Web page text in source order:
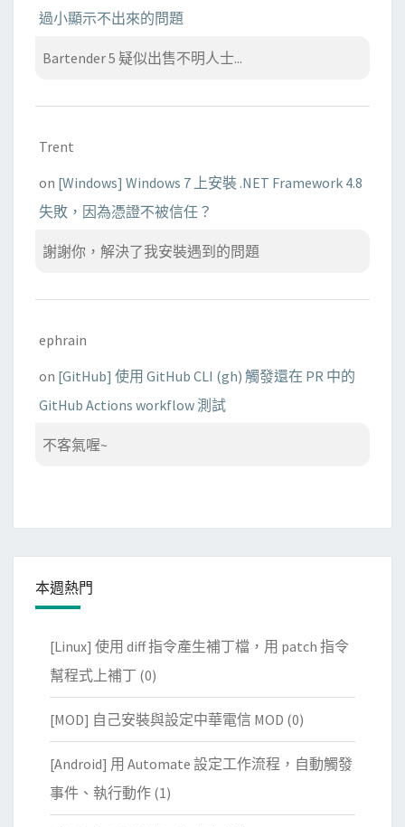
過小顯示不出來的問題
Bartender 5 疑似出售不明人士...
Trent
on [Windows] Windows 7 上安裝 .NET Framework 4.8
失敗，因為憑證不被信任？
謝謝你，解決了我安裝遇到的問題
ephrain
on [GitHub] 使用 GitHub CLI (gh) 觸發還在 PR 中的
GitHub Actions workflow 測試
不客氣喔~
本週熱門
[Linux] 使用 diff 指令產生補丁檔，用 patch 指令
幫程式上補丁 (0)
[MOD] 自己安裝與設定中華電信 MOD (0)
[Android] 用 Automate 設定工作流程，自動觸發
事件、執行動作 (1)